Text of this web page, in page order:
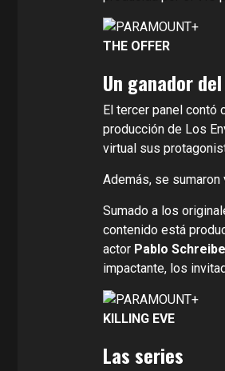
THE OFFER
Un ganador
El tercer panel contó
producción de Los
virtual sus
Además, se
Sumado a los
contenido está
actor Pablo Schreibe
impactante, los
KILLING EVE
Las series